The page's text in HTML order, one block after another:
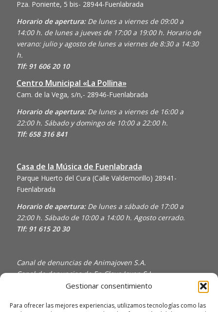
Gestionar consentimiento
Para ofrecer las mejores experiencias, utilizamos tecnologías como las
Pza. Poniente, 5 bis- 28944-Fuenlabrada
Horario de apertura:De lunes a viernes de 09:00 a
14:00 h. de lunes a jueves de 17:00 a 19:00 h. Horario de
verano: julio y agosto de lunes a viernes de 8:30 a 14:30
h.
Tlf: 91 606 20 10
Centro Municipal «La Pollina»
Cam. de la Vega, s/n,- 28946-Fuenlabrada
Horario de apertura: De lunes a viernes de 16:00 a
22:00 h. Sábado y domingo de 10:00 a 22:00 h.
Tlf: 658 316 841
Casa de la Música de Fuenlabrada
Parque Huerto del Cura (Calle Valdemorillo) 28941-
Fuenlabrada
Horario de apertura: De lunes a sábado de 17:00 a
22:00 h. Sábado de 10:00 a 14:00 h. Agosto cerrado.
Tlf: 91 615 20 30
Canal de denuncias de Animajoven S.A.
Canal de denuncias de En Clave Joven S.L.
Política de Privacidad y Uso de Cookies
Política de calidad